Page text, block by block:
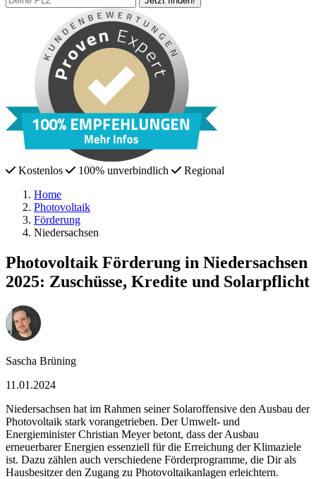
Kostenlos 100% unverbindlich
Regional
Home
Photovoltaik
Förderung
Niedersachsen
Photovoltaik Förderung in Niedersachsen
2025: Zuschüsse, Kredite und Solarpflicht
Sascha Brüning
11.01.2024
Niedersachsen hat im Rahmen seiner Solaroffensive den Ausbau der
Photovoltaik stark vorangetrieben. Der Umwelt- und
Energieminister Christian Meyer betont, dass der Ausbau
erneuerbarer Energien essenziell für die Erreichung der Klimaziele
ist. Dazu zählen auch verschiedene Förderprogramme, die Dir als
Hausbesitzer den Zugang zu Photovoltaikanlagen erleichtern.